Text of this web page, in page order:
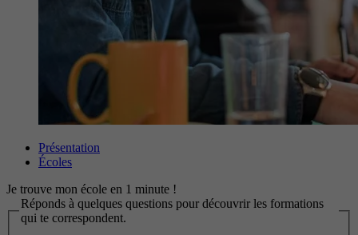
Présentation
Écoles
Je trouve mon école en 1 minute !
Réponds à quelques questions pour découvrir les formations
qui te correspondent.